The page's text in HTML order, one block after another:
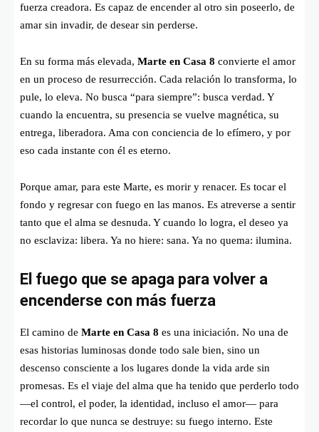
fuerza creadora. Es capaz de encender al otro sin poseerlo, de
amar sin invadir, de desear sin perderse.
En su forma más elevada, Marte en Casa 8 convierte el amor
en un proceso de resurrección. Cada relación lo transforma, lo
pule, lo eleva. No busca “para siempre”: busca verdad. Y
cuando la encuentra, su presencia se vuelve magnética, su
entrega, liberadora. Ama con conciencia de lo efímero, y por
eso cada instante con él es eterno.
Porque amar, para este Marte, es morir y renacer. Es tocar el
fondo y regresar con fuego en las manos. Es atreverse a sentir
tanto que el alma se desnuda. Y cuando lo logra, el deseo ya
no esclaviza: libera. Ya no hiere: sana. Ya no quema: ilumina.
El fuego que se apaga para volver a
encenderse con más fuerza
El camino de Marte en Casa 8 es una iniciación. No una de
esas historias luminosas donde todo sale bien, sino un
descenso consciente a los lugares donde la vida arde sin
promesas. Es el viaje del alma que ha tenido que perderlo todo
—el control, el poder, la identidad, incluso el amor— para
recordar lo que nunca se destruye: su fuego interno. Este